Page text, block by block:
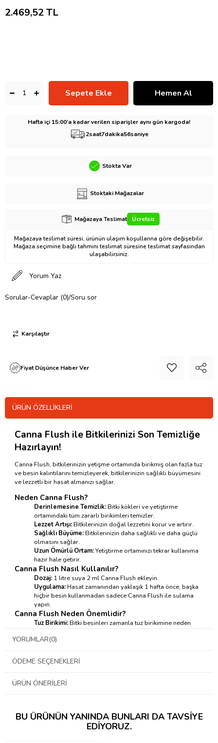
2.469,52 TL
Hafta içi 15:00’a kadar verilen siparişler aynı gün kargoda!
2saat7dakika55saniye
Stokta Var
Stoktaki Mağazalar
Mağazaya Teslimat Ücretsiz
Mağazaya teslimat süresi, ürünün ulaşım koşullarına göre değişebilir.
Mağaza seçimine bağlı tahmini teslimat süresine teslimat sayfasından
ulaşabilirsiniz.
Yorum Yaz
Sorular-Cevaplar (0)/Soru sor
Karşılaştır
Fiyat Düşünce Haber Ver
ÜRÜN ÖZELLIKLERI
Canna Flush ile Bitkilerinizi Son Temizliğe
Hazırlayın!
Canna Flush, bitkilerinizin yetişme ortamında birikmiş olan fazla tuz
ve besin kalıntılarını temizleyerek, bitkilerinizin sağlıklı büyümesini
ve lezzetli bir hasat almanızı sağlar.
Neden Canna Flush?
Derinlemesine Temizlik:Bitki kökleri ve yetiştirme
ortamındaki tüm zararlı birikimleri temizler.
Lezzet Artışı:Bitkilerinizin doğal lezzetini korur ve artırır.
Sağlıklı Büyüme:Bitkilerinizin daha sağlıklı ve daha güçlü
olmasını sağlar.
Uzun Ömürlü Ortam:Yetiştirme ortamınızı tekrar kullanıma
hazır hale getirir.
Canna Flush Nasıl Kullanılır?
Dozaj: 1 litre suya 2 ml Canna Flush ekleyin.
Uygulama:Hasat zamanından yaklaşık 1 hafta önce, başka
hiçbir besin kullanmadan sadece Canna Flush ile sulama
yapın.
Canna Flush Neden Önemlidir?
Tuz Birikimi:Bitki besinleri zamanla tuz birikimine neden
emiliminin azalmasına yol açar.
olabilir ve büyümeyi durdurabilir.
Lezzet Kaybı:
YORUMLAR(0)
ÖDEME SEÇENEKLERI
ÜRÜN ÖNERILERI
BU ÜRÜNÜN YANINDA BUNLARI DA TAVSIYE
EDIYORUZ.